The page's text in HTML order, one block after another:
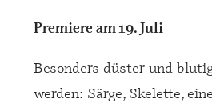
Premiere am 19. Juli
Besonders düster und
werden: Särge, Skelette,